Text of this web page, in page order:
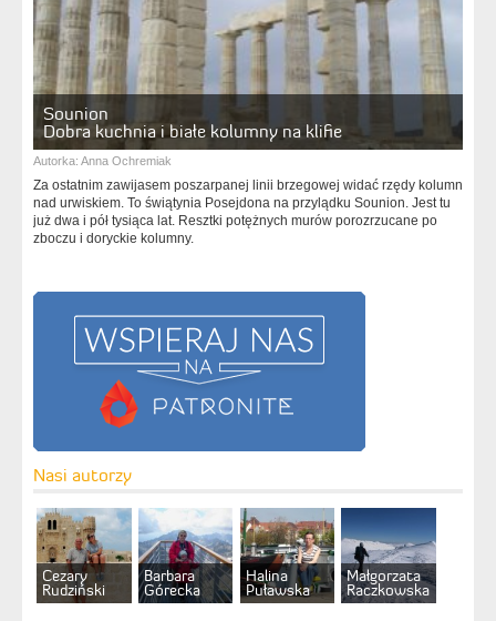
Sounion
Dobra kuchnia i białe kolumny na klifie
Autorka: Anna Ochremiak
Za ostatnim zawijasem poszarpanej linii brzegowej widać rzędy kolumn
nad urwiskiem. To świątynia Posejdona na przylądku Sounion. Jest tu
już dwa i pół tysiąca lat. Resztki potężnych murów porozrzucane po
zboczu i doryckie kolumny.
Nasi autorzy
Cezary
Rudziński
Barbara
Górecka
Halina
Puławska
Małgorzata
Raczkowska